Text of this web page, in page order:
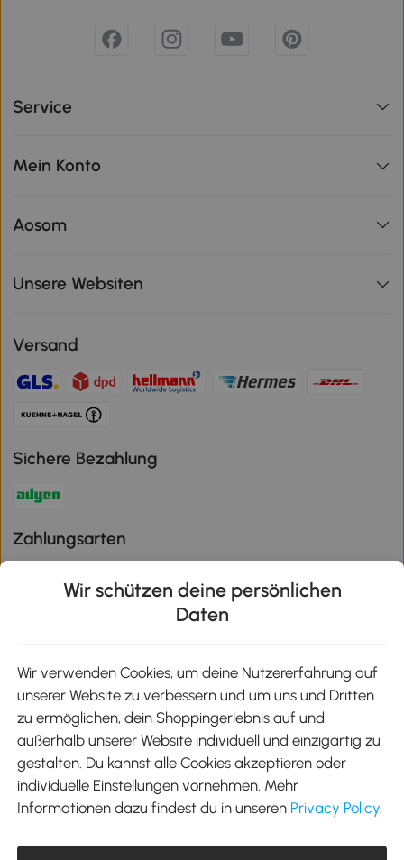
Service
Mein Konto
Aosom
Unsere Websiten
Versand
Sichere Bezahlung
Zahlungsarten
Aosom-App
Google Play
Tel.: +49 40 87408465
Wir schützen deine persönlichen
Daten
Wir verwenden Cookies, um deine Nutzererfahrung auf
unserer Website zu verbessern und um uns und Dritten
zu ermöglichen, dein Shoppingerlebnis auf und
außerhalb unserer Website individuell und einzigartig zu
gestalten. Du kannst alle Cookies akzeptieren oder
individuelle Einstellungen vornehmen. Mehr
Informationen dazu findest du in unseren Privacy Policy.